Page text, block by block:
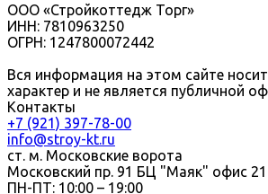
ООО «Стройкоттедж Торг»
ИНН: 7810963250
ОГРН: 1247800072442
Вся информация на этом сайте
характер и не является публичной
Контакты
+7 (921) 397-78-00
info@stroy-kt.ru
ст. м. Московские ворота
Московский пр. 91 БЦ "Маяк" офис
ПН-ПТ: 10:00 – 19:00